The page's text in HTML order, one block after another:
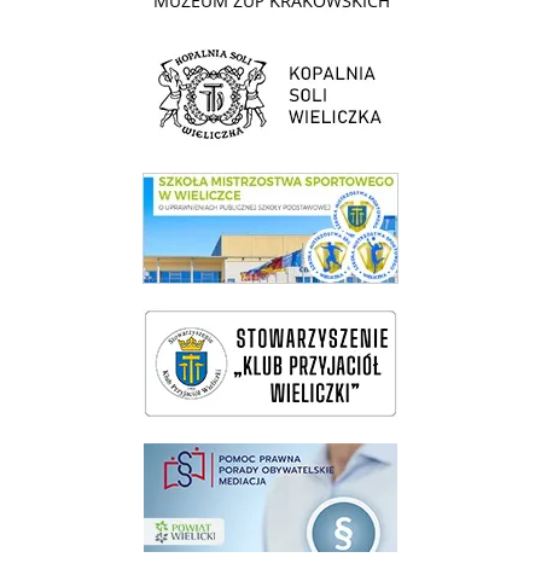
link do strony Kopalni Soli Wieliczka
link do SMS Wieliczka
wieliczka-wieliczanie na bis
pomoc prawna wieliczka